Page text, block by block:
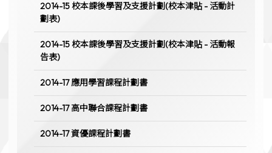
2014-15 校本課後學習及支援計劃(校本津貼 - 活動計
劃表)
2014-15 校本課後學習及支援計劃(校本津貼 - 活動報
告表)
2014-17 應用學習課程計劃書
2014-17 高中聯合課程計劃書
2014-17 資優課程計劃書